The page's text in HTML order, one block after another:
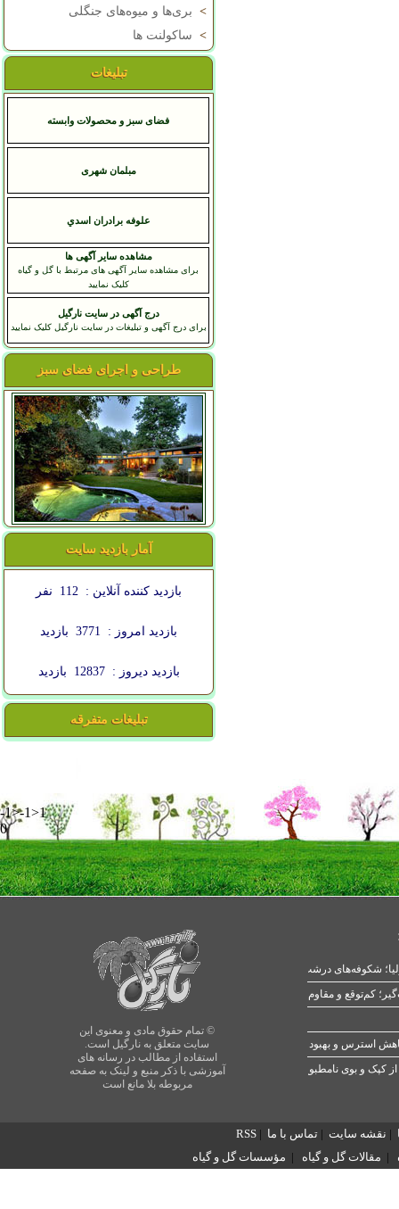
> بری‌ها و میوه‌های جنگلی
> ساکولنت ها
تبلیغات
فضای سبز و محصولات وابسته
مبلمان شهری
علوفه برادران اسدي
مشاهده سایر آگهی ها
برای مشاهده سایر آگهی های مرتبط با گل و گیاه
کلیک نمایید
درج آگهی در سایت نارگیل
برای درج آگهی و تبلیغات در سایت نارگیل کلیک نمایید
طراحی و اجرای فضای سبز
آمار بازدید سایت
بازدید کننده آنلاین : 112 نفر
بازدید امروز : 3771 بازدید
بازدید دیروز : 12837 بازدید
تبلیغات متفرقه
-1>-1>1
0
© تمام حقوق مادی و معنوی این
سایت متعلق به نارگیل است.
استفاده از مطالب در رسانه های
آموزشی با ذکر منبع و لینک به صفحه
مربوطه بلا مانع است
شکوفه‌های درشت در بهار
کپک و بوی نامطبوع
| نقشه سایت | تماس با ما |
RSS
| مقالات گل و گیاه | مؤسسات گل و گیاه